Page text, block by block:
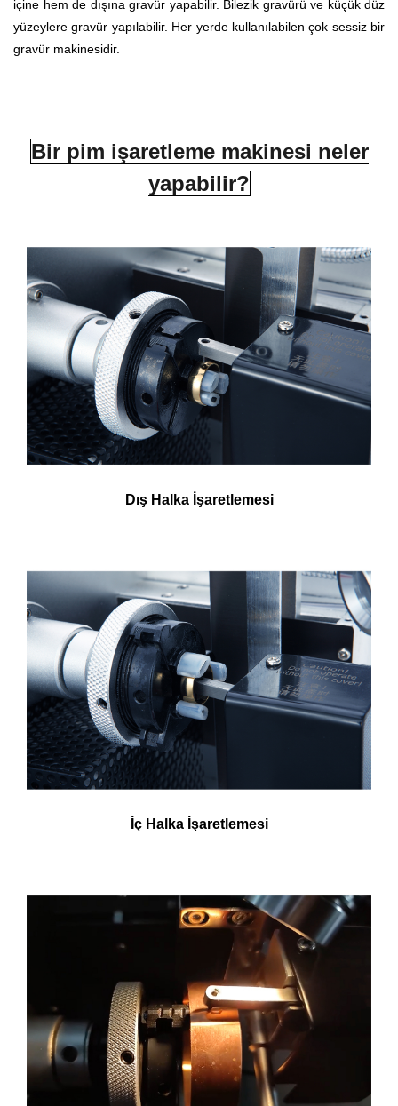
içine hem de dışına gravür yapabilir. Bilezik gravürü ve küçük düz
yüzeylere gravür yapılabilir. Her yerde kullanılabilen çok sessiz bir
gravür makinesidir.
Bir pim işaretleme makinesi neler
yapabilir?
Dış Halka İşaretlemesi
İç Halka İşaretlemesi